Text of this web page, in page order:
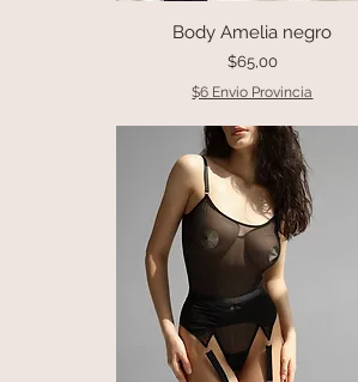
Vista rápida
Body Amelia negro
Precio
$65,00
$6 Envio Provincia